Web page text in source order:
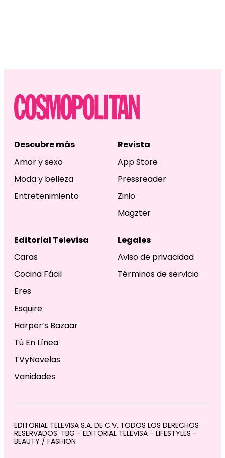
Descubre más
Amor y sexo
Moda y belleza
Entretenimiento
Revista
App Store
Pressreader
Zinio
Magzter
Editorial Televisa
Caras
Cocina Fácil
Eres
Esquire
Harper’s Bazaar
Tú En Línea
TVyNovelas
Vanidades
Legales
Aviso de privacidad
Términos de servicio
EDITORIAL TELEVISA S.A. DE C.V. TODOS LOS DERECHOS
RESERVADOS. TBG - EDITORIAL TELEVISA - LIFESTYLES -
BEAUTY / FASHION